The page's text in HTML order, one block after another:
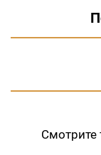
Смотрите